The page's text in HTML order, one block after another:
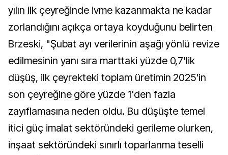
yılın ilk çeyreğinde ivme kazanmakta ne kadar
zorlandığını açıkça ortaya koyduğunu belirten
Brzeski, "Şubat ayı verilerinin aşağı yönlü revize
edilmesinin yanı sıra marttaki yüzde 0,7'lik
düşüş, ilk çeyrekteki toplam üretimin 2025'in
son çeyreğine göre yüzde 1'den fazla
zayıflamasına neden oldu. Bu düşüşte temel
itici güç imalat sektöründeki gerileme olurken,
inşaat sektöründeki sınırlı toparlanma teselli